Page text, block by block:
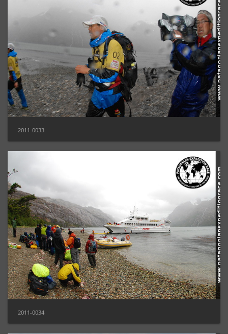
2011-0033
2011-0034